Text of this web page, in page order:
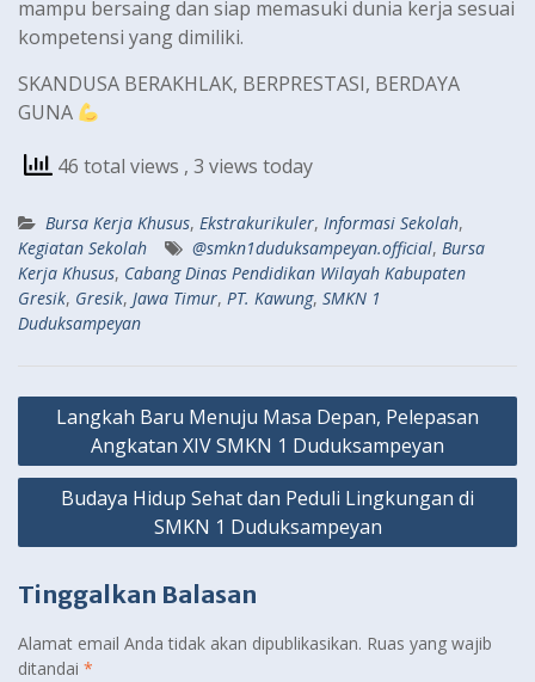
mampu bersaing dan siap memasuki dunia kerja sesuai
kompetensi yang dimiliki.
SKANDUSA BERAKHLAK, BERPRESTASI, BERDAYA
GUNA
46 total views , 3 views today
Bursa Kerja Khusus, Ekstrakurikuler, Informasi Sekolah,
Kegiatan Sekolah
@smkn1duduksampeyan.official, Bursa
Kerja Khusus, Cabang Dinas Pendidikan Wilayah Kabupaten
Gresik, Gresik, Jawa Timur, PT. Kawung, SMKN 1
Duduksampeyan
Navigasi
Langkah Baru Menuju Masa Depan, Pelepasan
Angkatan XIV SMKN 1 Duduksampeyan
Budaya Hidup Sehat dan Peduli Lingkungan di
SMKN 1 Duduksampeyan
Tinggalkan Balasan
Alamat email Anda tidak akan dipublikasikan. Ruas yang wajib
ditandai *